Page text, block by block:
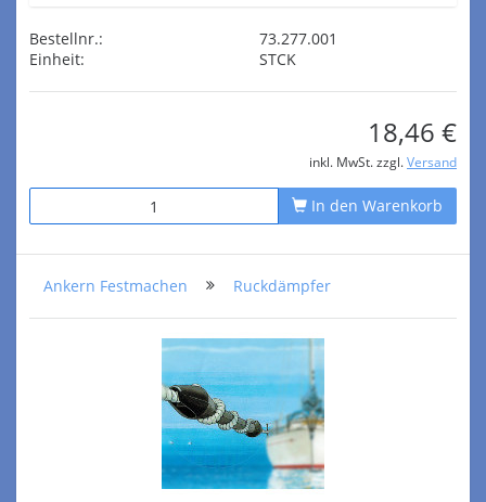
Bestellnr.:
73.277.001
Einheit:
STCK
18,46 €
inkl. MwSt. zzgl. Versand
In den Warenkorb
Ankern Festmachen Ruckdämpfer